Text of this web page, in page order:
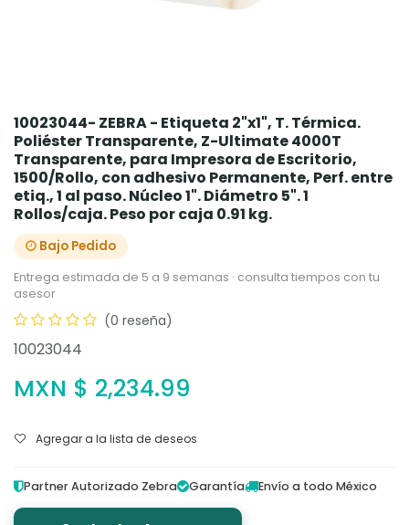
10023044- ZEBRA - Etiqueta 2"x1", T. Térmica.
Poliéster Transparente, Z-Ultimate 4000T
Transparente, para Impresora de Escritorio,
1500/Rollo, con adhesivo Permanente, Perf. entre
etiq., 1 al paso. Núcleo 1". Diámetro 5". 1
Rollos/caja. Peso por caja 0.91 kg.
Bajo Pedido
Entrega estimada de 5 a 9 semanas · consulta tiempos con tu
asesor
(0 reseña)
10023044
MXN $ 2,234.99
Agregar a la lista de deseos
Partner Autorizado Zebra Garantía Envío a todo México